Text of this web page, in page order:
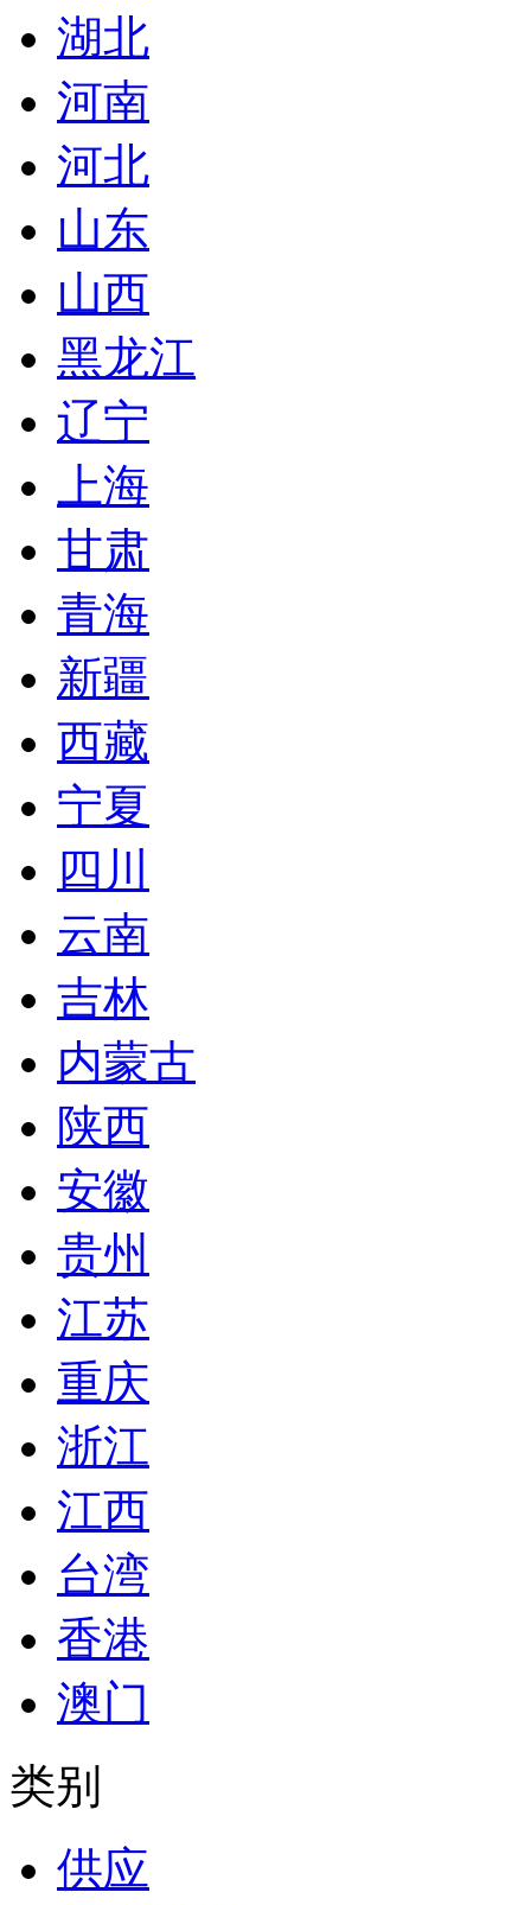
湖北
河南
河北
山东
山西
黑龙江
辽宁
上海
甘肃
青海
新疆
西藏
宁夏
四川
云南
吉林
内蒙古
陕西
安徽
贵州
江苏
重庆
浙江
江西
台湾
香港
澳门
类别
供应